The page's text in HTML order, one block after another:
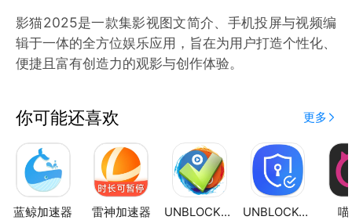
影猫2025是一款集影视图文简介、手机投屏与视频编
辑于一体的全方位娱乐应用，旨在为用户打造个性化、
便捷且富有创造力的观影与创作体验。
你可能还喜欢 更多
蓝鲸加速器 雷神加速器 UNBLOCKYOUKU UNBLOCKCN